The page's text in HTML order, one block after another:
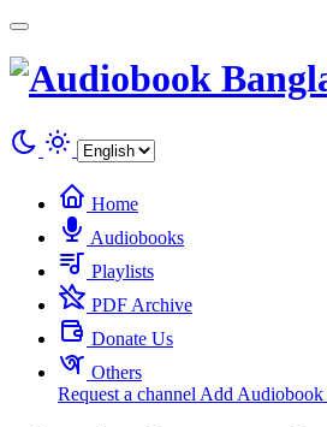
Home
Audiobooks
Playlists
PDF Archive
Donate Us
Others
Request a channel Add Audiobook